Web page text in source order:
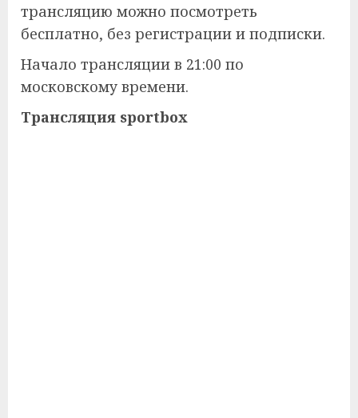
трансляцию можно посмотреть
бесплатно, без регистрации и подписки.
Начало трансляции в 21:00 по
московскому времени.
Трансляция sportbox